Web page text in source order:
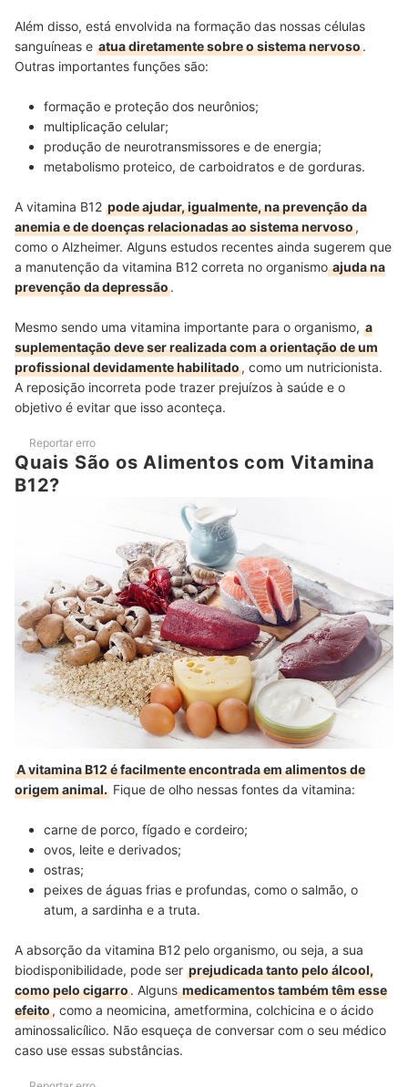
Além disso, está envolvida na formação das nossas células
sanguíneas e atua diretamente sobre o sistema nervoso.
Outras importantes funções são:
formação e proteção dos neurônios;
multiplicação celular;
produção de neurotransmissores e de energia;
metabolismo proteico, de carboidratos e de gorduras.
A vitamina B12 pode ajudar, igualmente, na prevenção da
anemia e de doenças relacionadas ao sistema nervoso,
como o Alzheimer. Alguns estudos recentes ainda sugerem que
a manutenção da vitamina B12 correta no organismoajuda na
prevenção da depressão.
Mesmo sendo uma vitamina importante para o organismo, a
suplementação deve ser realizada com a orientação de um
profissional devidamente habilitado, como um nutricionista.
A reposição incorreta pode trazer prejuízos à saúde e o
objetivo é evitar que isso aconteça.
Reportar erro
Quais São os Alimentos com Vitamina
B12?
A vitamina B12 é facilmente encontrada em alimentos de
origem animal. Fique de olho nessas fontes da vitamina:
carne de porco, fígado e cordeiro;
ovos, leite e derivados;
ostras;
peixes de águas frias e profundas, como o salmão, o
atum, a sardinha e a truta.
A absorção da vitamina B12 pelo organismo, ou seja, a sua
biodisponibilidade, pode ser prejudicada tanto pelo álcool,
como pelo cigarro. Algunsmedicamentos também têm esse
efeito, como a neomicina, ametformina, colchicina e o ácido
aminossalicílico. Não esqueça de conversar com o seu médico
caso use essas substâncias.